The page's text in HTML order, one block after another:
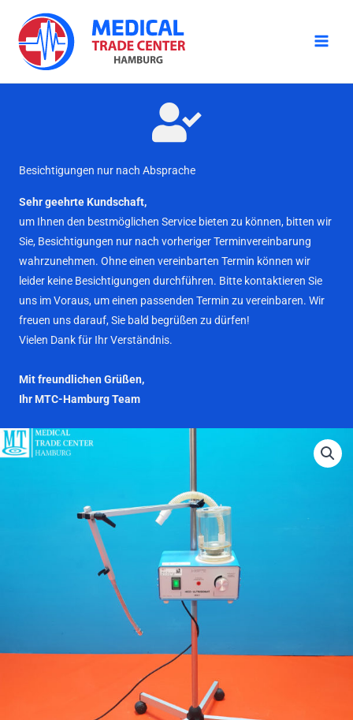
Inhalt
springen
Besichtigungen nur nach Absprache
Sehr geehrte Kundschaft,
um Ihnen den bestmöglichen Service bieten zu können, bitten wir
Sie, Besichtigungen nur nach vorheriger Terminvereinbarung
wahrzunehmen. Ohne einen vereinbarten Termin können wir
leider keine Besichtigungen durchführen. Bitte kontaktieren Sie
uns im Voraus, um einen passenden Termin zu vereinbaren. Wir
freuen uns darauf, Sie bald begrüßen zu dürfen!
Vielen Dank für Ihr Verständnis.
Mit freundlichen Grüßen,
Ihr MTC-Hamburg Team